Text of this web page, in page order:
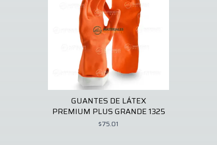
GUANTES DE LÁTEX
PREMIUM PLUS GRANDE 1325
$75.01